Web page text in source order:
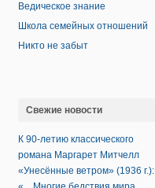
Ведическое знание
Школа семейных отношений
Никто не забыт
Свежие новости
К 90-летию классического
романа Маргарет Митчелл
«Унесённые ветром» (1936 г.):